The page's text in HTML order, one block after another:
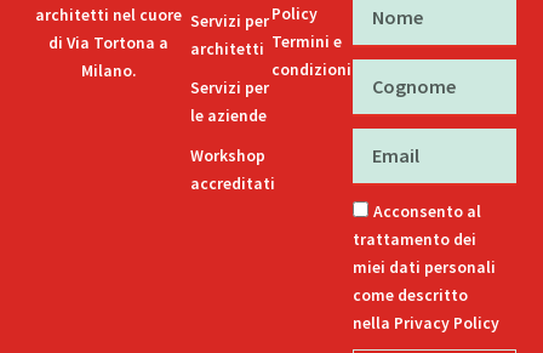
architetti nel cuore
di Via Tortona a
Milano.
Servizi per
architetti
Servizi per
le aziende
Workshop
accreditati
Policy
Termini e
condizioni
Acconsento al
trattamento dei
miei dati personali
come descritto
nella Privacy Policy